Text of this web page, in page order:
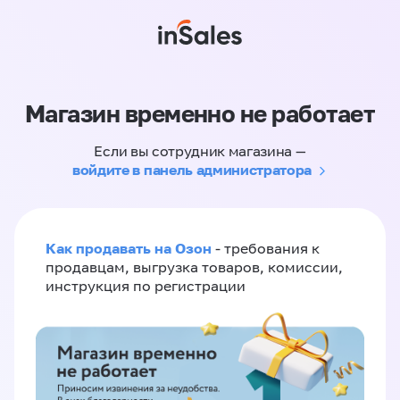
Магазин временно не работает
Если вы сотрудник магазина —
войдите в панель администратора
Как продавать на Озон - требования к
продавцам, выгрузка товаров, комиссии,
инструкция по регистрации